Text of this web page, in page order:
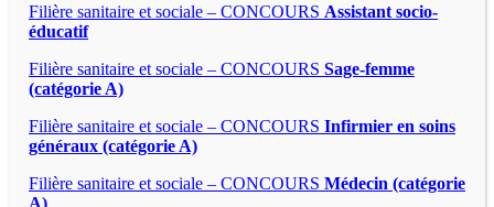
Filière sanitaire et sociale – CONCOURS Assistant socio-
éducatif
Filière sanitaire et sociale – CONCOURS Sage-femme
(catégorie A)
Filière sanitaire et sociale – CONCOURS Infirmier en soins
généraux (catégorie A)
Filière sanitaire et sociale – CONCOURS Médecin (catégorie
A)